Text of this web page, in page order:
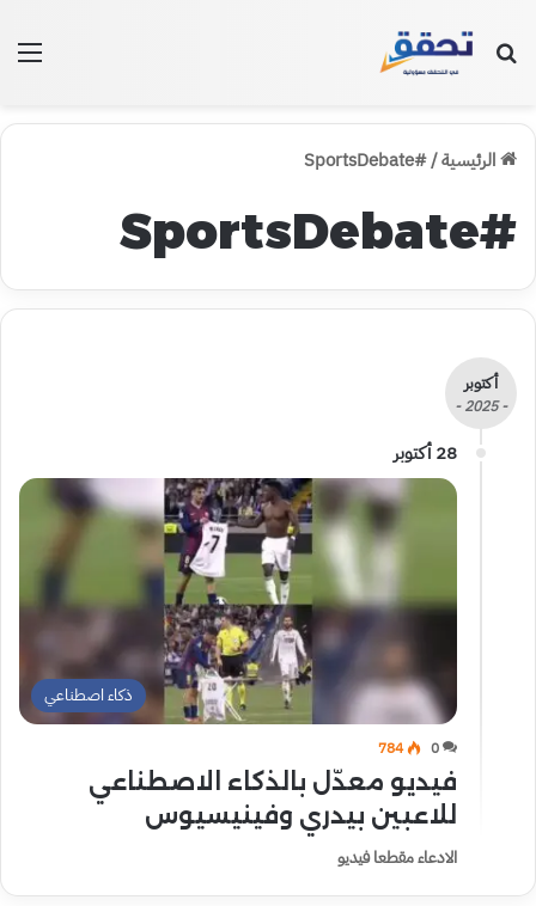
بحث عن
الرئيسية/
#SportsDebate
#SportsDebate
أكتوبر
- 2025 -
28 أكتوبر
ذكاء اصطناعي
0
784
فيديو معدّل بالذكاء الاصطناعي
للاعبين بيدري وفينيسيوس
الادعاء مقطعا فيديو